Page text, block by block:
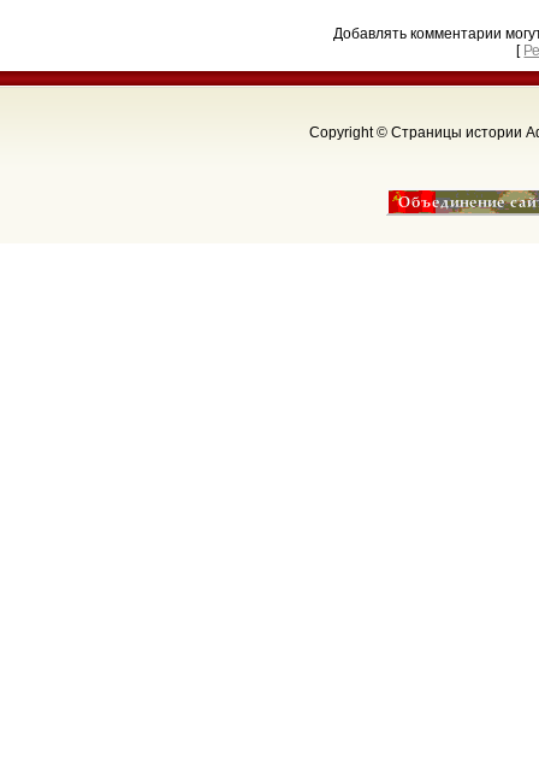
Добавлять комментарии
[
Copyright © Страницы истории